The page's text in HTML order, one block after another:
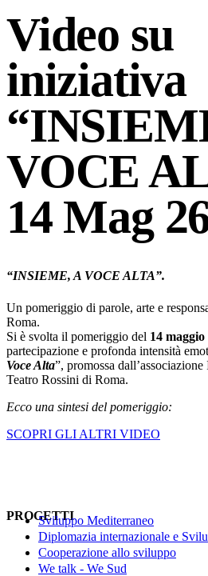
Video su
iniziativa
VOCE
14 Mag
“INSIEME, A VOCE ALTA”.
Un pomeriggio di parole, arte e
Roma.
Si è svolta il pomeriggio del 14 maggio
partecipazione e profonda intensità
Voce Alta”, promossa
Teatro Rossini di Roma.
Ecco una sintesi del pomeriggio:
SCOPRI GLI ALTRI VIDEO
PROGETTI
Sviluppo Mediterraneo
Diplomazia internazionale e
Cooperazione allo sviluppo
We talk - We Sud